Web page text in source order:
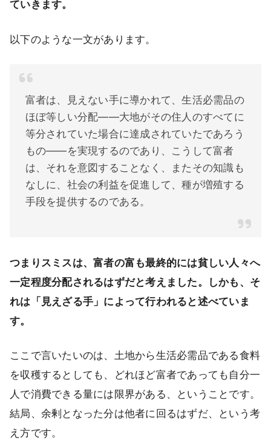
ていきます。
以下のような一文があります。
富者は、見えない手に導かれて、生活必需品の
ほぼ等しい分配――大地がその住人のすべてに
等分されていた場合に達成されていたであろう
もの――を実現するのであり、こうして富者
は、それを意図することなく、またその知識も
なしに、社会の利益を促進して、種が増殖する
手段を提供するのである。
つまりスミスは、富者の富も最終的には貧しい人々へ
一定程度分配されるはずだと考えました。しかも、そ
れは「見えざる手」によって行われると述べていま
す。
ここで言いたいのは、土地から生活必需品である食料
を収穫するとしても、どれほど富者であっても自分一
人で消費できる量には限界がある、ということです。
結局、余剰となった分は他者に回るはずだ、という考
え方です。